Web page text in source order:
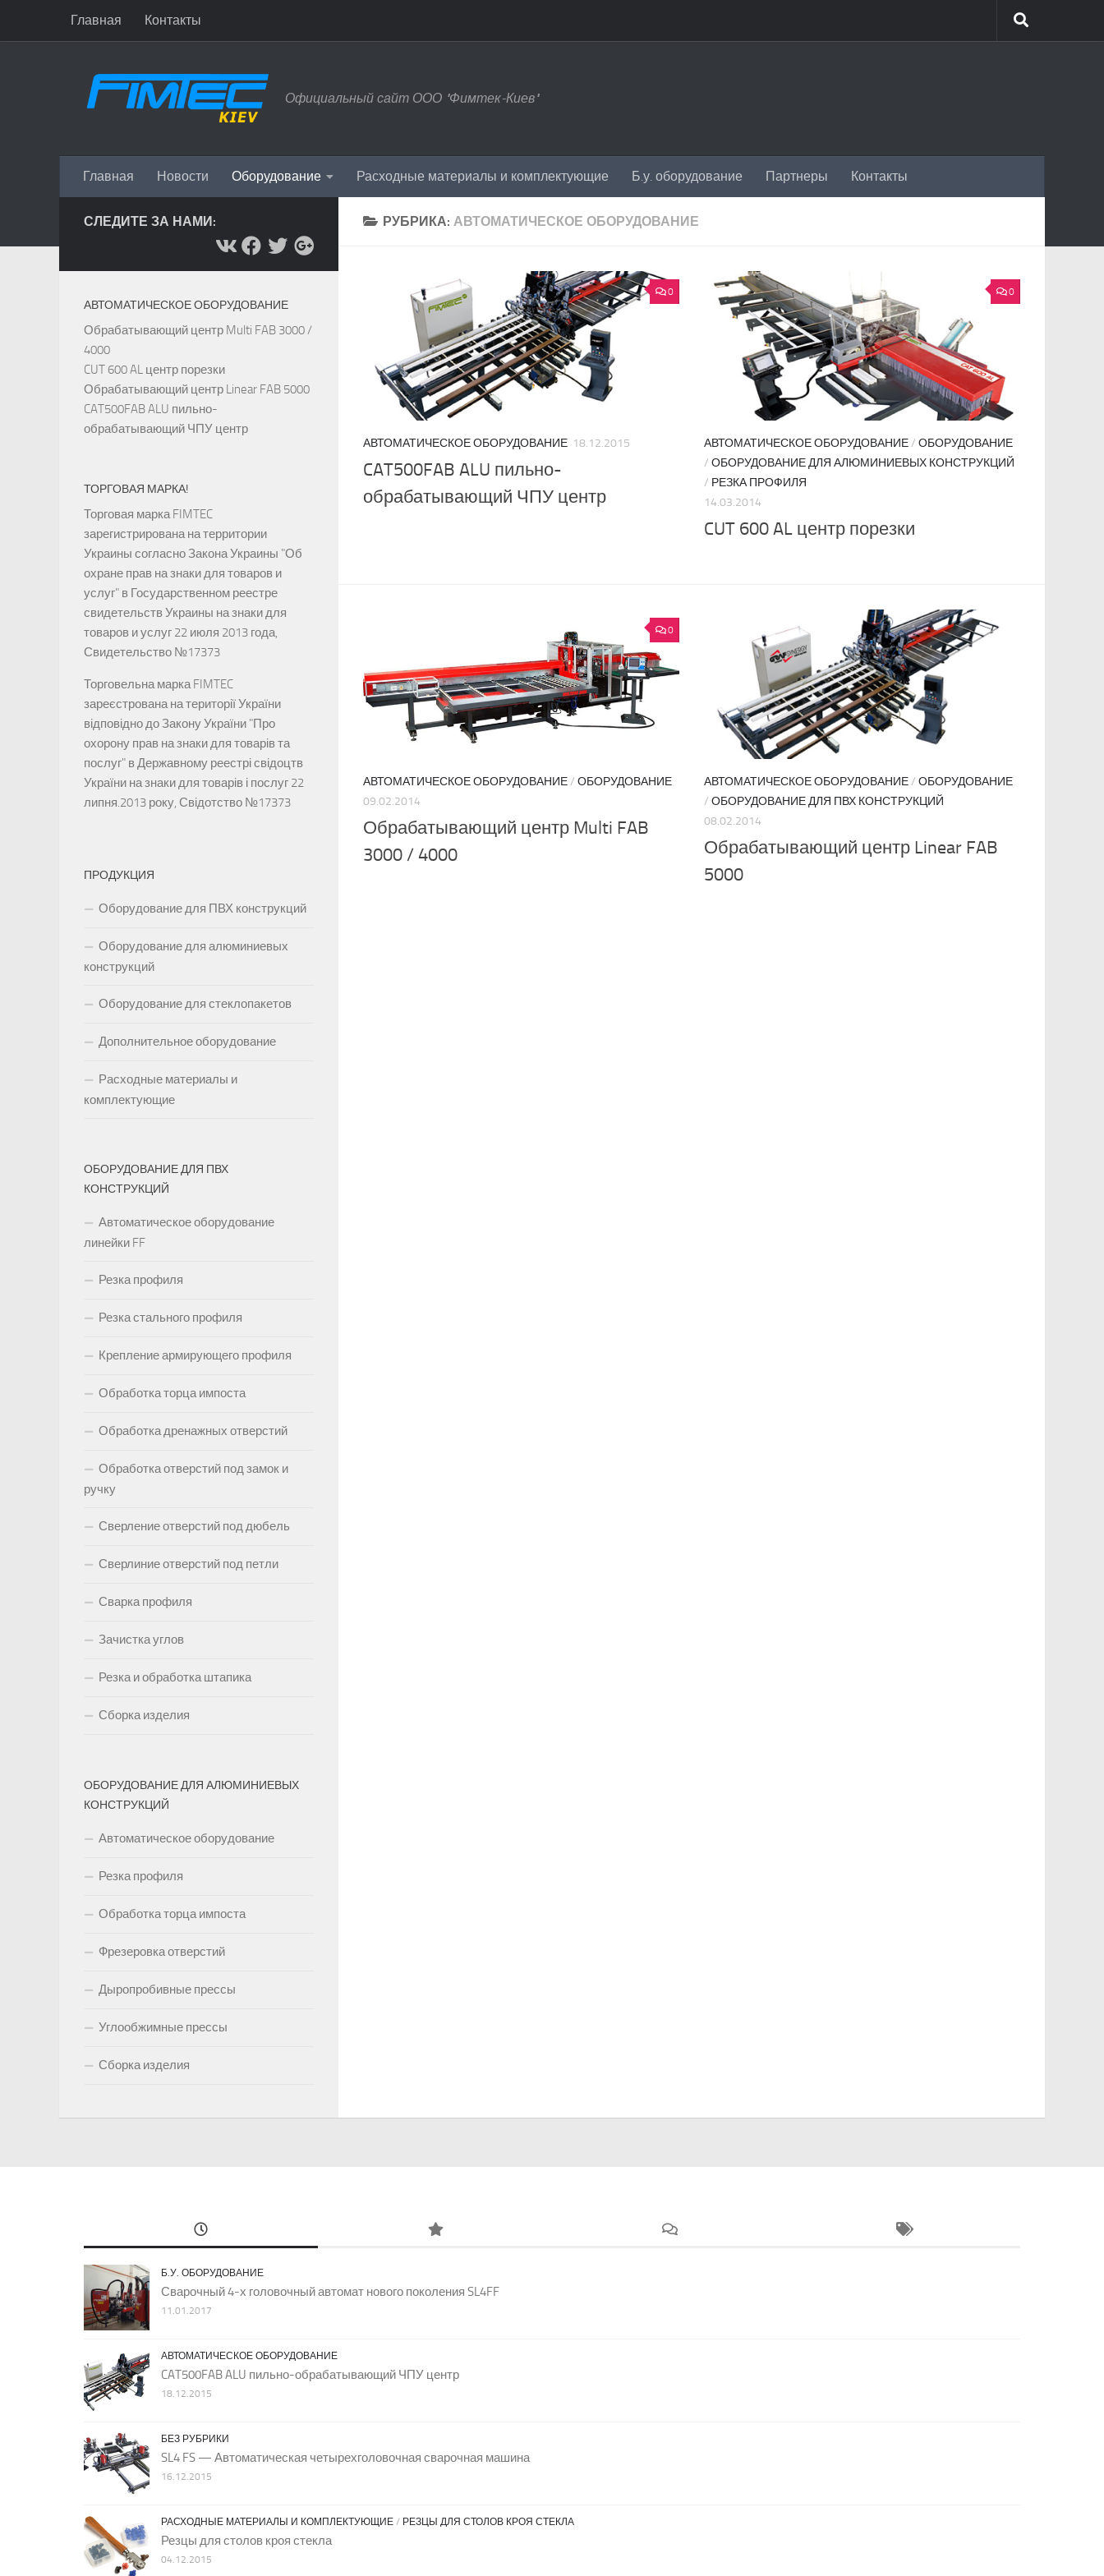
Перейти к содержимому
Главная Контакты
Официальный сайт ООО "Фимтек-Киев"
Главная Новости Оборудование Расходные материалы и комплектующие Б.у. оборудование Партнеры Контакты
РУБРИКА: АВТОМАТИЧЕСКОЕ ОБОРУДОВАНИЕ
0
АВТОМАТИЧЕСКОЕ ОБОРУДОВАНИЕ 18.12.2015
CAT500FAB ALU пильно-
обрабатывающий ЧПУ центр
0
АВТОМАТИЧЕСКОЕ ОБОРУДОВАНИЕ/ ОБОРУДОВАНИЕ
/ ОБОРУДОВАНИЕ ДЛЯ АЛЮМИНИЕВЫХ КОНСТРУКЦИЙ
/ РЕЗКА ПРОФИЛЯ
14.03.2014
CUT 600 AL центр порезки
0
АВТОМАТИЧЕСКОЕ ОБОРУДОВАНИЕ/ ОБОРУДОВАНИЕ
09.02.2014
Обрабатывающий центр Multi FAB
3000 / 4000
АВТОМАТИЧЕСКОЕ ОБОРУДОВАНИЕ/ ОБОРУДОВАНИЕ
/ ОБОРУДОВАНИЕ ДЛЯ ПВХ КОНСТРУКЦИЙ
08.02.2014
Обрабатывающий центр Linear FAB
5000
СЛЕДИТЕ ЗА НАМИ:
АВТОМАТИЧЕСКОЕ ОБОРУДОВАНИЕ
Обрабатывающий центр Multi FAB 3000 /
4000
CUT 600 AL центр порезки
Обрабатывающий центр Linear FAB 5000
CAT500FAB ALU пильно-
обрабатывающий ЧПУ центр
ТОРГОВАЯ МАРКА!
Торговая марка FIMTEC
зарегистрирована на территории
Украины согласно Закона Украины "Об
охране прав на знаки для товаров и
услуг" в Государственном реестре
свидетельств Украины на знаки для
товаров и услуг 22 июля 2013 года,
Свидетельство №17373
Торговельна марка FIMTEC
зареєстрована на території України
відповідно до Закону України "Про
охорону прав на знаки для товарів та
послуг" в Державному реестрі свідоцтв
України на знаки для товарів і послуг 22
липня.2013 року, Свідотство №17373
ПРОДУКЦИЯ
Оборудование для ПВХ конструкций
Оборудование для алюминиевых
конструкций
Оборудование для стеклопакетов
Дополнительное оборудование
Расходные материалы и
комплектующие
ОБОРУДОВАНИЕ ДЛЯ ПВХ
КОНСТРУКЦИЙ
Автоматическое оборудование
линейки FF
Резка профиля
Резка стального профиля
Крепление армирующего профиля
Обработка торца импоста
Обработка дренажных отверстий
Обработка отверстий под замок и
ручку
Сверление отверстий под дюбель
Сверлиние отверстий под петли
Сварка профиля
Зачистка углов
Резка и обработка штапика
Сборка изделия
ОБОРУДОВАНИЕ ДЛЯ АЛЮМИНИЕВЫХ
КОНСТРУКЦИЙ
Автоматическое оборудование
Резка профиля
Обработка торца импоста
Фрезеровка отверстий
Дыропробивные прессы
Углообжимные прессы
Сборка изделия
Б.У. ОБОРУДОВАНИЕ
Сварочный 4-х головочный автомат нового поколения SL4FF
11.01.2017
АВТОМАТИЧЕСКОЕ ОБОРУДОВАНИЕ
CAT500FAB ALU пильно-обрабатывающий ЧПУ центр
18.12.2015
БЕЗ РУБРИКИ
SL4 FS — Автоматическая четырехголовочная сварочная машина
16.12.2015
РАСХОДНЫЕ МАТЕРИАЛЫ И КОМПЛЕКТУЮЩИЕ / РЕЗЦЫ ДЛЯ СТОЛОВ КРОЯ СТЕКЛА
Резцы для столов кроя стекла
04.12.2015